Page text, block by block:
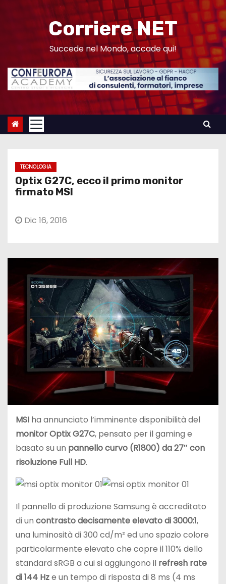
n
Corriere NET
Succede nel Mondo, accade qui!
TECNOLOGIA
Optix G27C, ecco il primo monitor
firmato MSI
Dic 16, 2016
MSI ha annunciato l’imminente disponibilità del
monitor Optix G27C, pensato per il gaming e
basato su un pannello curvo (R1800) da 27″ con
risoluzione Full HD.
Il pannello di produzione Samsung è accreditato
di un contrasto decisamente elevato di 3000:1,
una luminosità di 300 cd/m² ed uno spazio colore
particolarmente elevato che copre il 110% dello
standard sRGB a cui si aggiungono il refresh rate
di 144 Hze un tempo di risposta di 8 ms (4 ms